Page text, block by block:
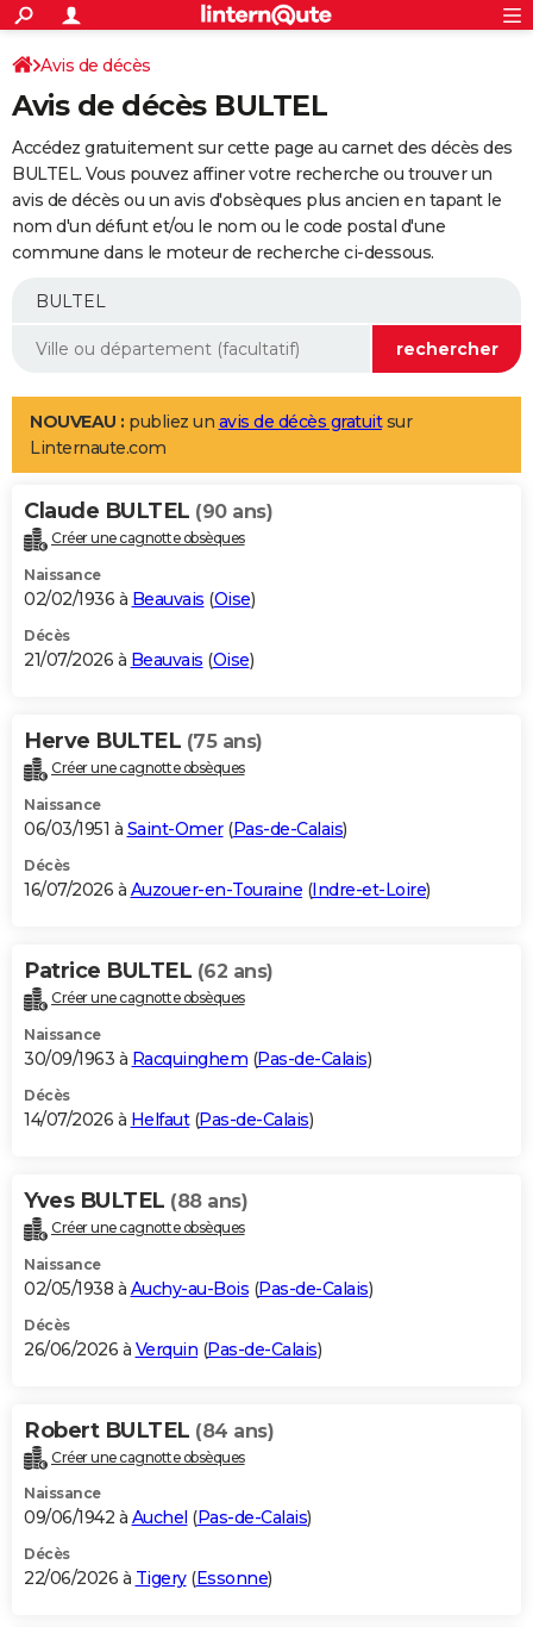
ACTUALITÉS
Politique
Société
Faits Divers
Education
Monde
Villes
+
SPORT
Coupe du monde 2026
Football
Tennis
Cyclisme
Rugby
Forum
Programme TV
TNT
Streaming
Cinéma
Sorties cinéma
Musique
+
FINANCE
Retraite
Epargne
Immobilier
Risques naturels par ville
Banque
Assurance
AUTO
Essais
Réserver un essai
Citadines
Berlines
SUV
Forum auto
+
Mobiles
Meilleur smartphone
Internet
Ordinateurs
Jeux vidéo
Guide high-tech
Aménagement intérieur
LIFESTYLE
Art de vivre
Bien-être
Loisirs
Mode
Modes de vie
Alimentation
Guide de la santé
Maladies
Médicaments
Sommeil
VOYAGE
Destinations
City break
Voyage nature
Voyage de noces
Forum
Climat
+PHOTO
GUIDES D'ACHAT
BONS PLANS
Carte de Noël
Carte Bonne année
Carte Saint-Valentin
Carte Pâques
Carte d'anniversaire
DICTIONNAIRE
Dictionnaire
Biographies
Citations
Expressions
Proverbes
PROGRAMME TV
S'inscrire
Se connecter
Lycées
Collèges
Primaires
Universités
Entreprises
Service militaire
Avis de recherche
AVIS DE DÉCÈS
Bricolage
Lifestyle
Culture
Sport
Auto
Television
Voyage
Cinema
Avis de décès
Avis de décès BULTEL
Accédez gratuitement sur cette page au carnet des décès des
BULTEL. Vous pouvez affiner votre recherche ou trouver un
avis de décès ou un avis d'obsèques plus ancien en tapant le
nom d'un défunt et/ou le nom ou le code postal d'une
commune dans le moteur de recherche ci-dessous.
NOUVEAU : publiez un avis de décès gratuitsur
Linternaute.com
Claude BULTEL (90 ans)
Créer une cagnotte obsèques
Naissance
02/02/1936 à Beauvais (Oise)
Décès
21/07/2026 à Beauvais (Oise)
Herve BULTEL (75 ans)
Créer une cagnotte obsèques
Naissance
06/03/1951 à Saint-Omer(Pas-de-Calais)
Décès
16/07/2026 à Auzouer-en-Touraine (Indre-et-Loire)
Patrice BULTEL (62 ans)
Créer une cagnotte obsèques
Naissance
30/09/1963 à Racquinghem (Pas-de-Calais)
Décès
14/07/2026 à Helfaut(Pas-de-Calais)
Yves BULTEL (88 ans)
Créer une cagnotte obsèques
Naissance
02/05/1938 à Auchy-au-Bois (Pas-de-Calais)
Décès
26/06/2026 à Verquin (Pas-de-Calais)
Robert BULTEL (84 ans)
Créer une cagnotte obsèques
Naissance
09/06/1942 à Auchel (Pas-de-Calais)
Décès
22/06/2026 à Tigery(Essonne)